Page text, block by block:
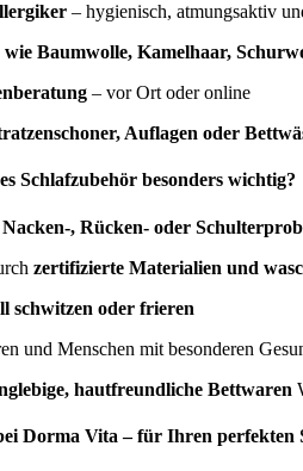
– hygienisch, atmungsaktiv
Baumwolle, Kamelhaar,
– vor Ort oder online
Auflagen oder
Schlafzubehör besonders wichtig?
Nacken-, Rücken- oder
zertifizierte Materialien und
schwitzen oder frieren
und Menschen mit besonderen
hautfreundliche Bettwaren
Dorma Vita – für Ihren perfekten